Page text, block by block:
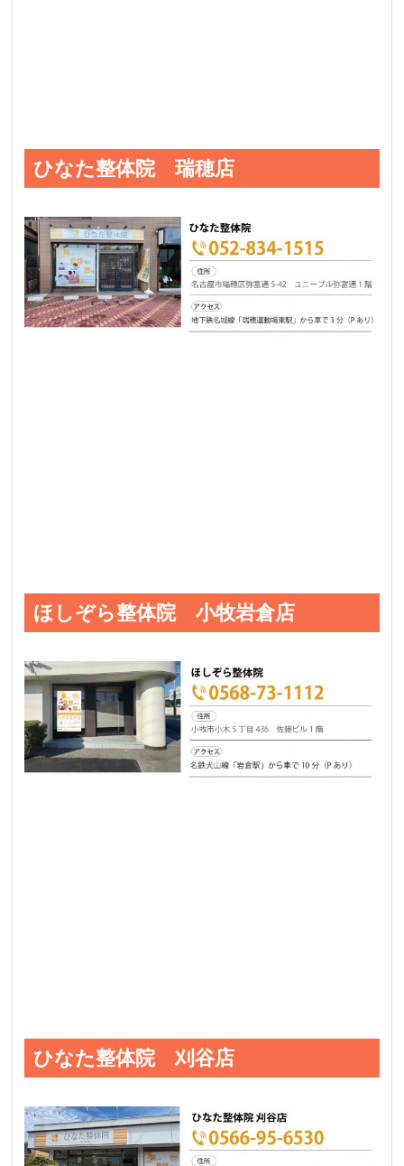
ひなた整体院 瑞穂店
ほしぞら整体院 小牧岩倉店
ひなた整体院 刈谷店